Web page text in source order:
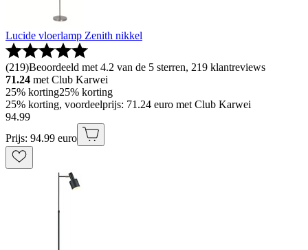
Lucide vloerlamp Zenith nikkel
(219)Beoordeeld met 4.2 van de 5 sterren, 219 klantreviews
71.24 met Club Karwei
25% korting25% korting
25% korting, voordeelprijs: 71.24 euro met Club Karwei
94.99
Prijs: 94.99 euro